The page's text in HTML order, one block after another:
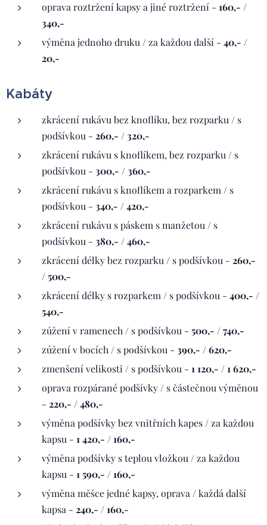
oprava roztržení kapsy a jiné roztržení - 160,- /
340,-
výměna jednoho druku / za každou další - 40,- /
20,-
Kabáty
zkrácení rukávu bez knoflíku, bez rozparku / s
podšívkou - 260,- / 320,-
zkrácení rukávu s knoflíkem, bez rozparku / s
podšívkou - 300,- / 360,-
zkrácení rukávu s knoflíkem a rozparkem / s
podšívkou - 340,- / 420,-
zkrácení rukávu s páskem s manžetou / s
podšívkou - 380,- / 460,-
zkrácení délky bez rozparku / s podšívkou - 260,-
/ 500,-
zkrácení délky s rozparkem / s podšívkou - 400,- /
540,-
zúžení v ramenech / s podšívkou - 500,- / 740,-
zúžení v bocích / s podšívkou - 390,- / 620,-
zmenšení velikosti / s podšívkou - 1 120,- / 1 620,-
oprava rozpárané podšívky / s částečnou výměnou
- 220,- / 480,-
výměna podšívky bez vnitřních kapes / za každou
kapsu - 1 420,- / 160,-
výměna podšívky s teplou vložkou / za každou
kapsu - 1 590,- / 160,-
výměna měšce jedné kapsy, oprava / každá další
kapsa - 240,- / 160,-